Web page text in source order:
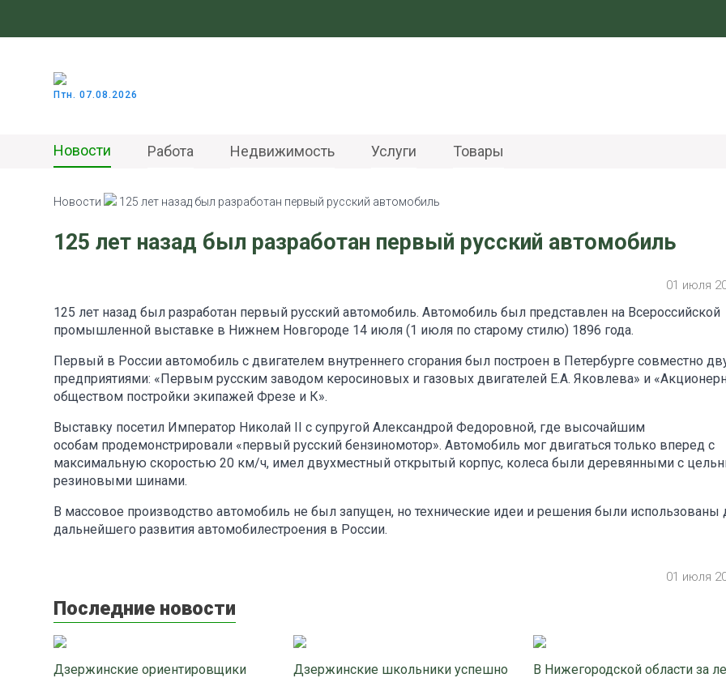
Птн. 07.08.2026
Новости Работа Недвижимость Услуги Товары
Новости 125 лет назад был разработан первый русский автомобиль
125 лет назад был разработан первый русский автомобиль
01 июля
125 лет назад был разработан первый русский автомобиль. Автомобиль был представлен на Всероссийской
промышленной выставке в Нижнем Новгороде 14 июля (1 июля по старому стилю) 1896 года.
Первый в России автомобиль с двигателем внутреннего сгорания был построен в Петербурге совместно
предприятиями: «Первым русским заводом керосиновых и газовых двигателей Е.А. Яковлева» и
обществом постройки экипажей Фрезе и К».
Выставку посетил Император Николай II с супругой Александрой Федоровной, где высочайшим
особам продемонстрировали «первый русский бензиномотор». Автомобиль мог двигаться только вперед с
максимальную скоростью 20 км/ч, имел двухместный открытый корпус, колеса были деревянными с
резиновыми шинами.
В массовое производство автомобиль не был запущен, но технические идеи и решения были использованы
дальнейшего развития автомобилестроения в России.
01 июля
Последние новости
Дзержинские ориентировщики
Дзержинские школьники успешно
В Нижегородской области за